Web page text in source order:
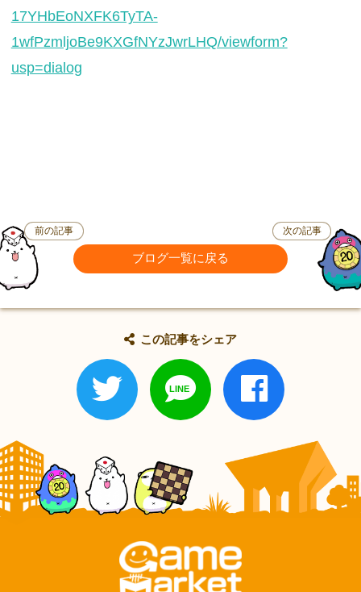
17YHbEoNXFK6TyTA-
1wfPzmljoBe9KXGfNYzJwrLHQ/viewform?
usp=dialog
前の記事
ブログ一覧に戻る
次の記事
この記事をシェア